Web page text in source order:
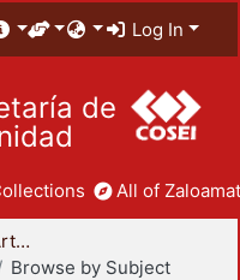
Log In
de
All of
División de Ciencias y Artes para el Diseño
Browse by Subject